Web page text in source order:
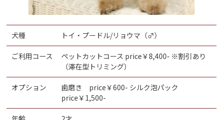
犬種 トイ・プードル/リョウマ（♂）
ご利用コース
ペットカットコース price￥8,400- ※割引あり
（滞在型トリミング）
オプション
歯磨き price￥600- シルク泡パック
price￥1,500-